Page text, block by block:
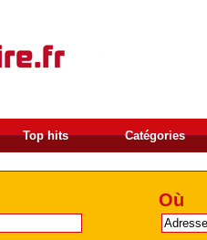
Top hits Catégories
Où